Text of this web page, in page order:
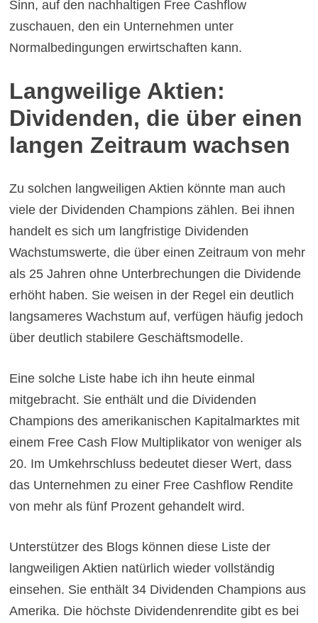
Sinn, auf den nachhaltigen Free Cashflow
zuschauen, den ein Unternehmen unter
Normalbedingungen erwirtschaften kann.
Langweilige Aktien:
Dividenden, die über einen
langen Zeitraum wachsen
Zu solchen langweiligen Aktien könnte man auch
viele der Dividenden Champions zählen. Bei ihnen
handelt es sich um langfristige Dividenden
Wachstumswerte, die über einen Zeitraum von mehr
als 25 Jahren ohne Unterbrechungen die Dividende
erhöht haben. Sie weisen in der Regel ein deutlich
langsameres Wachstum auf, verfügen häufig jedoch
über deutlich stabilere Geschäftsmodelle.
Eine solche Liste habe ich ihn heute einmal
mitgebracht. Sie enthält und die Dividenden
Champions des amerikanischen Kapitalmarktes mit
einem Free Cash Flow Multiplikator von weniger als
20. Im Umkehrschluss bedeutet dieser Wert, dass
das Unternehmen zu einer Free Cashflow Rendite
von mehr als fünf Prozent gehandelt wird.
Unterstützer des Blogs können diese Liste der
langweiligen Aktien natürlich wieder vollständig
einsehen. Sie enthält 34 Dividenden Champions aus
Amerika. Die höchste Dividendenrendite gibt es bei